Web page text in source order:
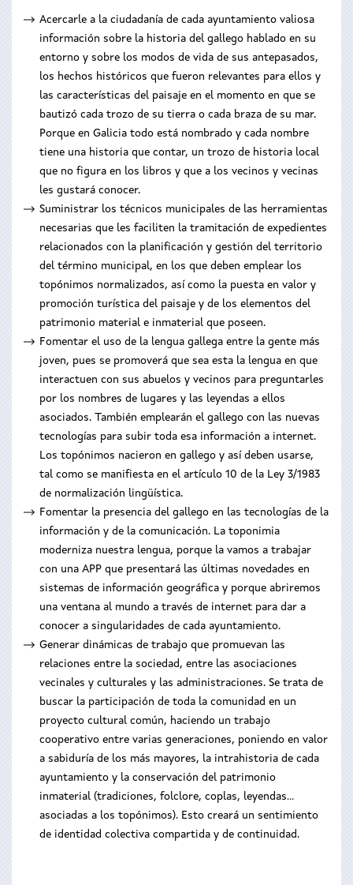
Acercarle a la ciudadanía de cada ayuntamiento valiosa
información sobre la historia del gallego hablado en su
entorno y sobre los modos de vida de sus antepasados,
los hechos históricos que fueron relevantes para ellos y
las características del paisaje en el momento en que se
bautizó cada trozo de su tierra o cada braza de su mar.
Porque en Galicia todo está nombrado y cada nombre
tiene una historia que contar, un trozo de historia local
que no figura en los libros y que a los vecinos y vecinas
les gustará conocer.
Suministrar los técnicos municipales de las herramientas
necesarias que les faciliten la tramitación de expedientes
relacionados con la planificación y gestión del territorio
del término municipal, en los que deben emplear los
topónimos normalizados, así como la puesta en valor y
promoción turística del paisaje y de los elementos del
patrimonio material e inmaterial que poseen.
Fomentar el uso de la lengua gallega entre la gente más
joven, pues se promoverá que sea esta la lengua en que
interactuen con sus abuelos y vecinos para preguntarles
por los nombres de lugares y las leyendas a ellos
asociados. También emplearán el gallego con las nuevas
tecnologías para subir toda esa información a internet.
Los topónimos nacieron en gallego y así deben usarse,
tal como se manifiesta en el artículo 10 de la Ley 3/1983
de normalización lingüística.
Fomentar la presencia del gallego en las tecnologías de la
información y de la comunicación. La toponimia
moderniza nuestra lengua, porque la vamos a trabajar
con una APP que presentará las últimas novedades en
sistemas de información geográfica y porque abriremos
una ventana al mundo a través de internet para dar a
conocer a singularidades de cada ayuntamiento.
Generar dinámicas de trabajo que promuevan las
relaciones entre la sociedad, entre las asociaciones
vecinales y culturales y las administraciones. Se trata de
buscar la participación de toda la comunidad en un
proyecto cultural común, haciendo un trabajo
cooperativo entre varias generaciones, poniendo en valor
a sabiduría de los más mayores, la intrahistoria de cada
ayuntamiento y la conservación del patrimonio
inmaterial (tradiciones, folclore, coplas, leyendas...
asociadas a los topónimos). Esto creará un sentimiento
de identidad colectiva compartida y de continuidad.